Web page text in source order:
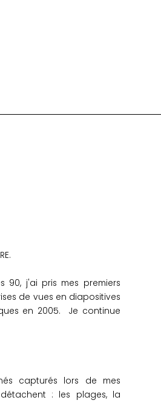
90, j'ai pris mes premiers
de vues en diapositives
en 2005. Je continue
capturés lors de mes
: les plages, la